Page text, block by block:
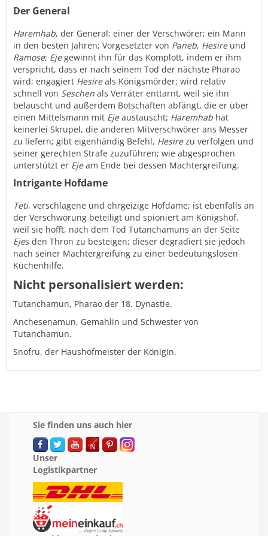
Der General
Haremhab, der General; einer der Verschwörer; ein Mann
in den besten Jahren; Vorgesetzter von Paneb, Hesireund
Ramose; Ejegewinnt ihn für das Komplott, indem er ihm
verspricht, dass er nach seinem Tod der nächste Pharao
wird; engagiert Hesireals Königsmörder; wird relativ
schnell von Seschen als Verräter enttarnt, weil sie ihn
belauscht und außerdem Botschaften abfängt, die er über
einen Mittelsmann mit Ejeaustauscht; Haremhab hat
keinerlei Skrupel, die anderen Mitverschwörer ans Messer
zu liefern; gibt eigenhändig Befehl, Hesirezu verfolgen und
seiner gerechten Strafe zuzuführen; wie abgesprochen
unterstützt er Ejeam Ende bei dessen Machtergreifung.
Intrigante Hofdame
Teti, verschlagene und ehrgeizige Hofdame; ist ebenfalls an
der Verschwörung beteiligt und spioniert am Königshof,
weil sie hofft, nach dem Tod Tutanchamuns an der Seite
Ejes den Thron zu besteigen; dieser degradiert sie jedoch
nach seiner Machtergreifung zu einer bedeutungslosen
Küchenhilfe.
Nicht personalisiert werden:
Tutanchamun, Pharao der 18. Dynastie.
Anchesenamun, Gemahlin und Schwester von
Tutanchamun.
Snofru, der Haushofmeister der Königin.
Sie finden uns auch hier
Unser
Logistikpartner